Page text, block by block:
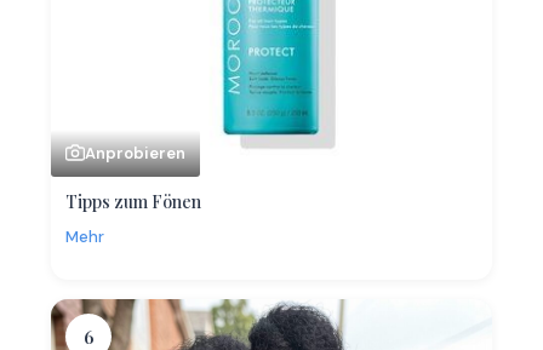
Anprobieren
Tipps zum Fönen
Mehr
6